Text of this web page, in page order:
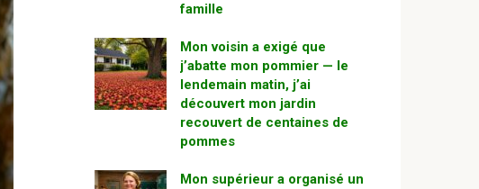
famille
Mon voisin a exigé que
j’abatte mon pommier — le
lendemain matin, j’ai
découvert mon jardin
recouvert de centaines de
pommes
Mon supérieur a organisé un